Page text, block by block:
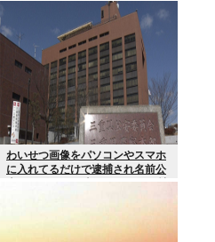
わいせつ画像をパソコンやスマホ
に入れてるだけで逮捕され名前公
表、クビになる時代 アメリカの情